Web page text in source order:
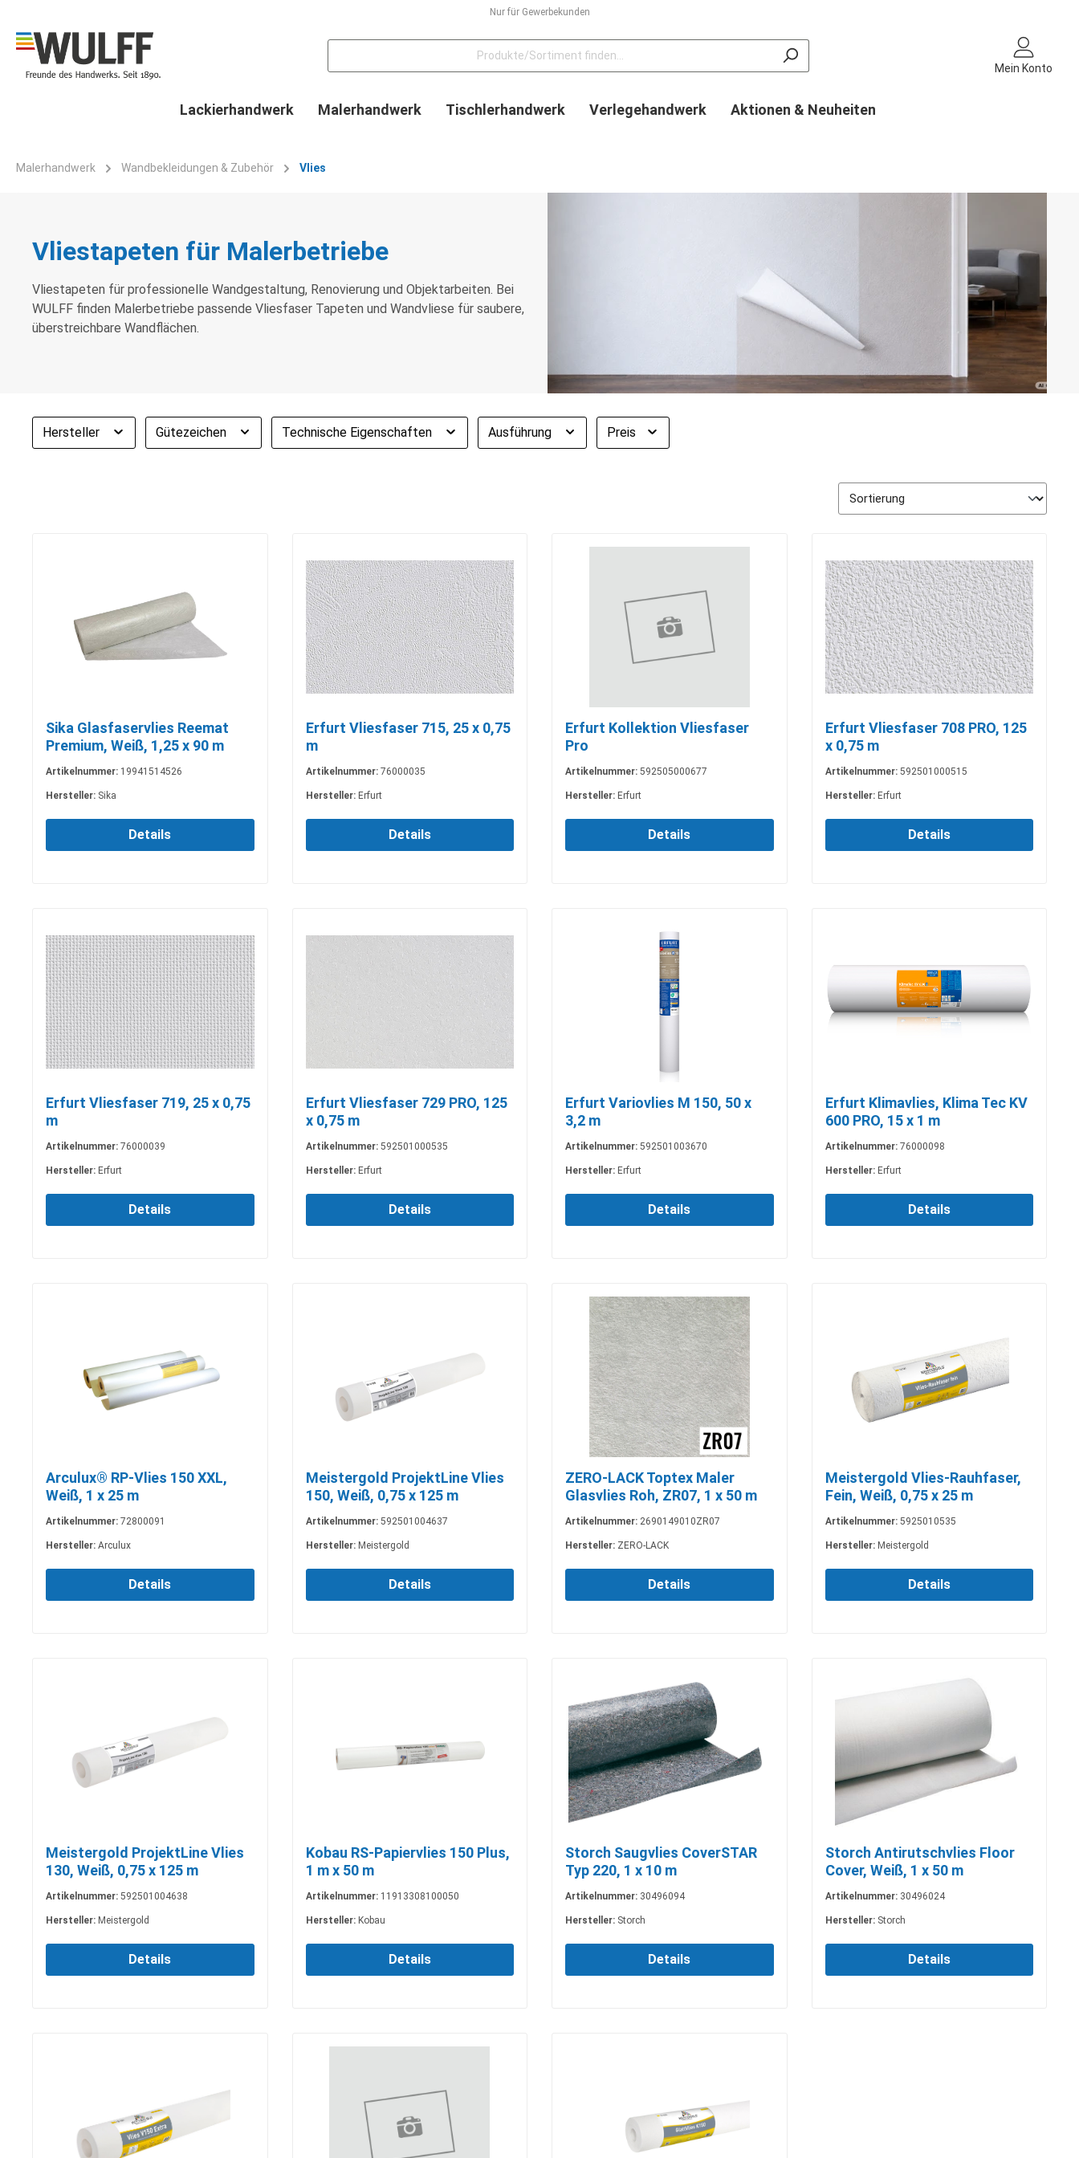
Nur für Gewerbekunden
Mein Konto
Lackierhandwerk Malerhandwerk Tischlerhandwerk Verlegehandwerk Aktionen & Neuheiten
Malerhandwerk Wandbekleidungen & Zubehör Vlies
Vliestapeten für Malerbetriebe
Vliestapeten für professionelle Wandgestaltung, Renovierung und Objektarbeiten. Bei
WULFF finden Malerbetriebe passende Vliesfaser Tapeten und Wandvliese für saubere,
überstreichbare Wandflächen.
Hersteller Gütezeichen Technische Eigenschaften Ausführung Preis
Sika Glasfaservlies Reemat
Premium, Weiß, 1,25 x 90 m
Artikelnummer: 19941514526
Hersteller: Sika
Details
Erfurt Vliesfaser 715, 25 x 0,75
m
Artikelnummer: 76000035
Hersteller: Erfurt
Details
Erfurt Kollektion Vliesfaser
Pro
Artikelnummer: 592505000677
Hersteller: Erfurt
Details
Erfurt Vliesfaser 708 PRO, 125
x 0,75 m
Artikelnummer: 592501000515
Hersteller: Erfurt
Details
Erfurt Vliesfaser 719, 25 x 0,75
m
Artikelnummer: 76000039
Hersteller: Erfurt
Details
Erfurt Vliesfaser 729 PRO, 125
x 0,75 m
Artikelnummer: 592501000535
Hersteller: Erfurt
Details
Erfurt Variovlies M 150, 50 x
3,2 m
Artikelnummer: 592501003670
Hersteller: Erfurt
Details
Erfurt Klimavlies, Klima Tec KV
600 PRO, 15 x 1 m
Artikelnummer: 76000098
Hersteller: Erfurt
Details
Arculux® RP-Vlies 150 XXL,
Weiß, 1 x 25 m
Artikelnummer: 72800091
Hersteller: Arculux
Details
Meistergold ProjektLine Vlies
150, Weiß, 0,75 x 125 m
Artikelnummer: 592501004637
Hersteller: Meistergold
Details
ZERO-LACK Toptex Maler
Glasvlies Roh, ZR07, 1 x 50 m
Artikelnummer: 2690149010ZR07
Hersteller: ZERO-LACK
Details
Meistergold Vlies-Rauhfaser,
Fein, Weiß, 0,75 x 25 m
Artikelnummer: 5925010535
Hersteller: Meistergold
Details
Meistergold ProjektLine Vlies
130, Weiß, 0,75 x 125 m
Artikelnummer: 592501004638
Hersteller: Meistergold
Details
Kobau RS-Papiervlies 150 Plus,
1 m x 50 m
Artikelnummer: 11913308100050
Hersteller: Kobau
Details
Storch Saugvlies CoverSTAR
Typ 220, 1 x 10 m
Artikelnummer: 30496094
Hersteller: Storch
Details
Storch Antirutschvlies Floor
Cover, Weiß, 1 x 50 m
Artikelnummer: 30496024
Hersteller: Storch
Details